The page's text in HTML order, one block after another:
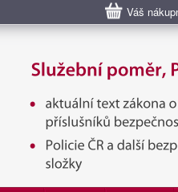
Váš
sborů, Policie ČR,
služby